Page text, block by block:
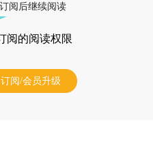
阅后继续阅读
阅的阅读权限
订阅/会员升级